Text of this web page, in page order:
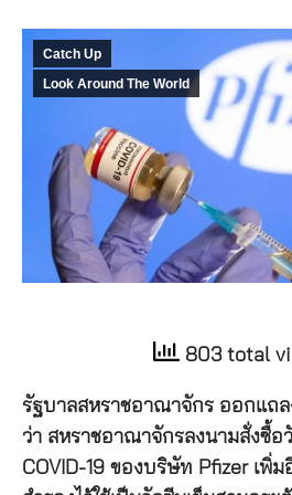
Catch Up
Look Around The World
803 total
รัฐบาลสหราชอาณาจักร ออกแถ
ว่า สหราชอาณาจักรลงนามสั่งซื้อ
COVID-19 ของบริษัท Pfizer เพิ่